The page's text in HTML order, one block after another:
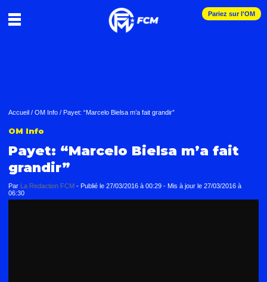
Pariez sur l'OM
Accueil / OM Info / Payet: “Marcelo Bielsa m’a fait grandir”
OM Info
Payet: “Marcelo Bielsa m’a fait
grandir”
Par La Redaction FCM - Publié le 27/03/2016 à 00:29 - Mis à jour le 27/03/2016 à
06:30